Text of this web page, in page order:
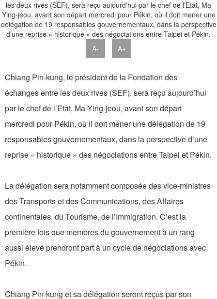
A- A+
Chiang Pin-kung, le président de la Fondation des
échanges entre les deux rives (SEF), sera reçu aujourd’hui
par le chef de l’Etat, Ma Ying-jeou, avant son départ
mercredi pour Pékin, où il doit mener une délégation de 19
responsables gouvernementaux, dans la perspective d’une
reprise « historique » des négociations entre Taipei et Pékin.
La délégation sera notamment composée des vice-ministres
des Transports et des Communications, des Affaires
continentales, du Tourisme, de l’Immigration. C’est la
première fois que membres du gouvernement à un rang
aussi élevé prendront part à un cycle de négociations avec
Pékin.
Chiang Pin-kung et sa délégation seront reçus par son